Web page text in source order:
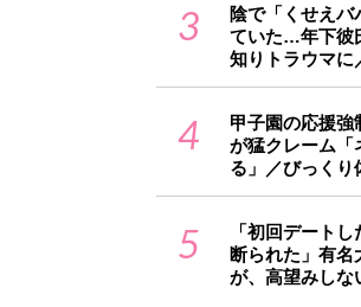
3
陰で「くせえバ
ていた…年下彼
知りトラウマに
4
甲子園の応援強
が猛クレーム「
る」／びっくり
5
「初回デート
断られた」有名
が、高望みしな